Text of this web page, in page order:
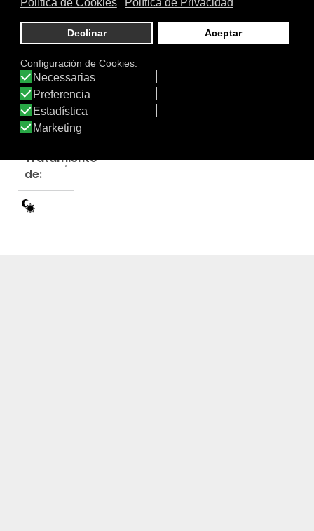
Uso
Mujer|Piel Grasa|Piel Mixta| Piel Normal |Piel Sensible
Rostro
Función
Desmaquillador
Tratamiento
de: